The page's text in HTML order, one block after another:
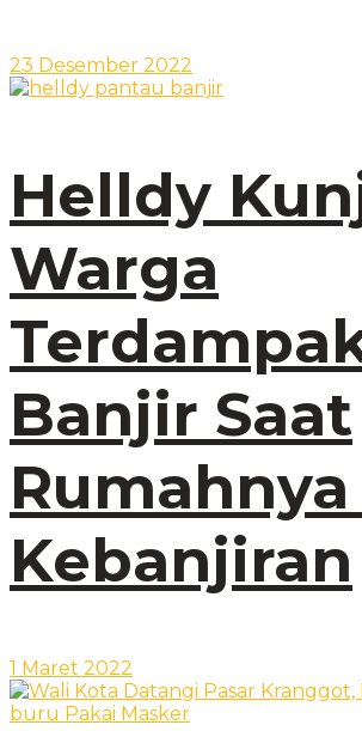
23 Desember 2022
Helldy
Warga
Banjir Saat
Kebanjiran
1 Maret 2022